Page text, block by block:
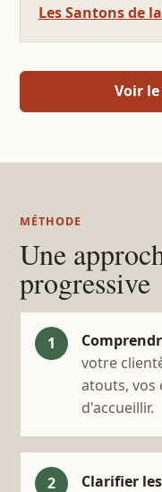
Les Santons de
Voir
MÉTHODE
Une
progressive
votre
atouts, vos
d'accueillir.
Clarifier